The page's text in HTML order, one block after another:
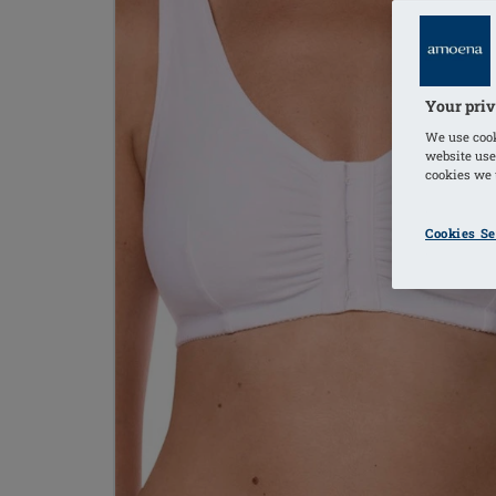
Your
We use
website
cookies we
Cookies